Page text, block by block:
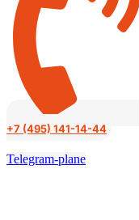
+7 (495) 141-14-44
Telegram-plane